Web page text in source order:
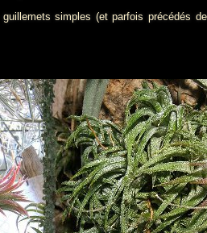
simples (et parfois précédés de